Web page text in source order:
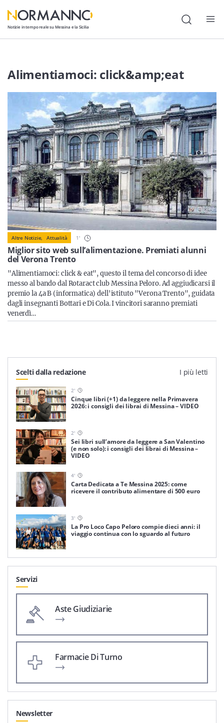
Notizie in tempo reale su Messina e la Sicilia
Attualità
Politica
Cultura
Lavoro
Società
Economia
Sport
Sicilia
Servizi
Alimentiamoci: click&amp;eat
Miglior sito web sull’alimentazione. Premiati alunni
del Verona Trento
Altre Notizie, Attualità 1'
"Alimentiamoci: click & eat", questo il tema del concorso di idee
messo al bando dal Rotaract club Messina Peloro. Ad aggiudicarsi il
premio la 4a B (informatica) dell'istituto "Verona Trento", guidata
dagli insegnanti Bottari e Di Cola. I vincitori saranno premiati
venerdì…
Scelti dalla redazione I più letti
2'
Cinque libri (+1) da leggere nella Primavera
2026: i consigli dei librai di Messina – VIDEO
2'
Sei libri sull’amore da leggere a San Valentino
(e non solo): i consigli dei librai di Messina –
VIDEO
4'
Carta Dedicata a Te Messina 2025: come
ricevere il contributo alimentare di 500 euro
3'
La Pro Loco Capo Peloro compie dieci anni: il
viaggio continua con lo sguardo al futuro
Servizi
Aste Giudiziarie
Farmacie Di Turno
Newsletter